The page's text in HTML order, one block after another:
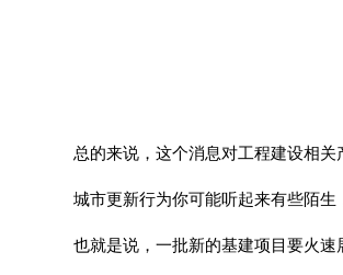
总的来说，这个消息对工程建设相关
城市更新行为你可能听起来有些陌
也就是说，一批新的基建项目要火速